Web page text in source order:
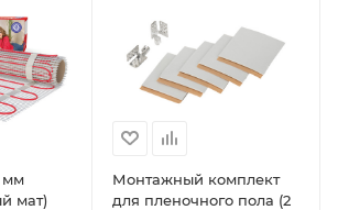
мм
мат)
Монтажный комплект
для пленочного пола (2